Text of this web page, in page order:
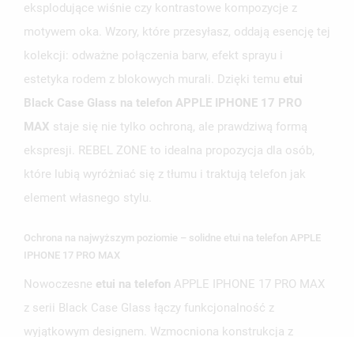
eksplodujące wiśnie czy kontrastowe kompozycje z
motywem oka. Wzory, które przesyłasz, oddają esencję tej
kolekcji: odważne połączenia barw, efekt sprayu i
estetyka rodem z blokowych murali. Dzięki temu etui
Black Case Glass na telefon APPLE IPHONE 17 PRO
MAX staje się nie tylko ochroną, ale prawdziwą formą
ekspresji. REBEL ZONE to idealna propozycja dla osób,
które lubią wyróżniać się z tłumu i traktują telefon jak
element własnego stylu.
Ochrona na najwyższym poziomie – solidne etui na telefon APPLE
IPHONE 17 PRO MAX
Nowoczesne etui na telefon APPLE IPHONE 17 PRO MAX
z serii Black Case Glass łączy funkcjonalność z
wyjątkowym designem. Wzmocniona konstrukcja z